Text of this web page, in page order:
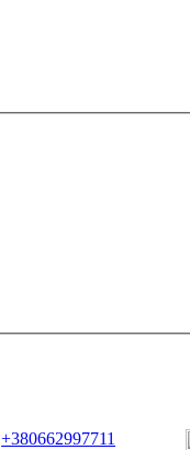
+380662997711